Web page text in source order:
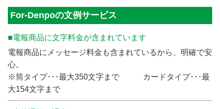
For-Denpoの文例サービス
■電報商品に文字料金が含まれています
電報商品にメッセージ料金も含まれているから、明確で安
心。
※筒タイプ･･･最大350文字まで カードタイプ･･･最
大154文字まで